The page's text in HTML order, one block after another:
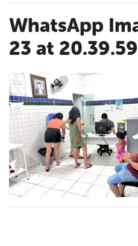
WhatsApp Image 2024-10-
23 at 20.39.59